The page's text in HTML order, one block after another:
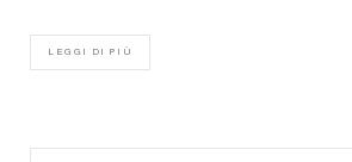
LEGGI DI PIÙ